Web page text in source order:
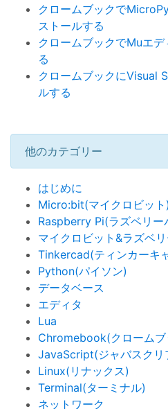
クロームブックで
ストールする
クロームブックでMuエ
る
クロームブックにVisual
ルする
他のカテゴリー
はじめに
Micro:bit(マイクロビット)
Raspberry Pi(ラズベリー
マイクロビット&ラズベ
Tinkercad(ティンカーキ
Python(パイソン)
データベース
エディタ
Lua
Chromebook(クロームブ
JavaScript(ジャバスクリ
Linux(リナックス)
Terminal(ターミナル)
ネットワーク